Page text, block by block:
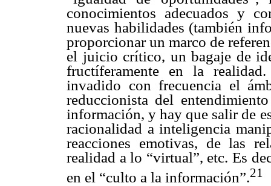
conocimientos adecuados y
nuevas habilidades (también
proporcionar un marco de
el juicio crítico, un bagaje de
fructíferamente en la
invadido con frecuencia el
reduccionista del
información, y hay que salir de
racionalidad a inteligencia
reacciones emotivas, de las
realidad a lo “virtual”, etc. Es
en el “culto a la información”.21